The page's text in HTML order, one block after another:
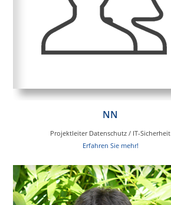
NN
Projektleiter Datenschutz / IT-Sicherheit
Erfahren Sie mehr!